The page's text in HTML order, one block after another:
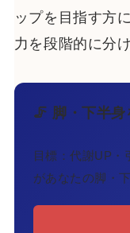
ップを目指す方
力を段階的に分
🦵 脚・下半身
目標：代謝UP・
があなたの脚・